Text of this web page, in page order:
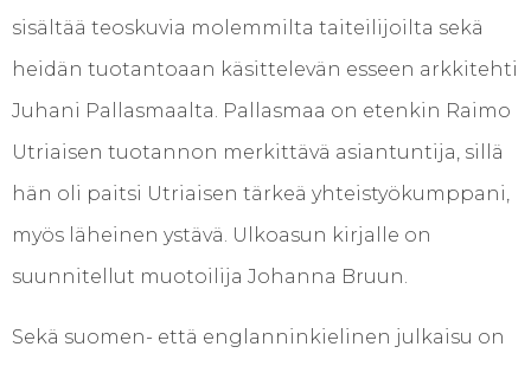
sisältää teoskuvia molemmilta taiteilijoilta sekä
heidän tuotantoaan käsittelevän esseen arkkitehti
Juhani Pallasmaalta. Pallasmaa on etenkin Raimo
Utriaisen tuotannon merkittävä asiantuntija, sillä
hän oli paitsi Utriaisen tärkeä yhteistyökumppani,
myös läheinen ystävä. Ulkoasun kirjalle on
suunnitellut muotoilija Johanna Bruun.
Sekä suomen- että englanninkielinen julkaisu on